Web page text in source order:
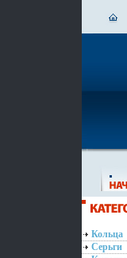
Кольца
Серьги